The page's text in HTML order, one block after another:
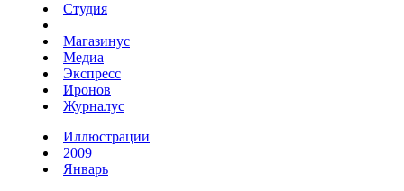
Студия
Магазинус
Медиа
Экспресс
Иронов
Журналус
Иллюстрации
2009
Январь